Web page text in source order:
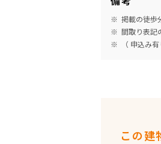
掲載の徒歩
間取り表記
（ 申込み
この建